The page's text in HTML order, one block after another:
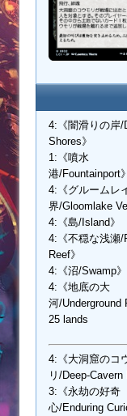
4:《闇滑りの岸/
Shores》
1:《噴水
港/Fountainport》
4:《グルームレ
界/Gloomlake
4:《島/Island》
4:《不穏な浅瀬/
Reef》
4:《沼/Swamp》
4:《地底の大
河/Underground
25 lands
4:《大洞窟のコ
リ/Deep-Cavern
3:《永劫の好奇
心/Enduring